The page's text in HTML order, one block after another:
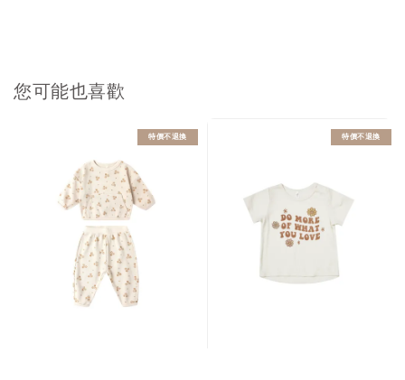
您可能也喜歡
特價不退換 特價不退換